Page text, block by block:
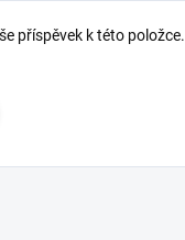
příspěvek k této položce.